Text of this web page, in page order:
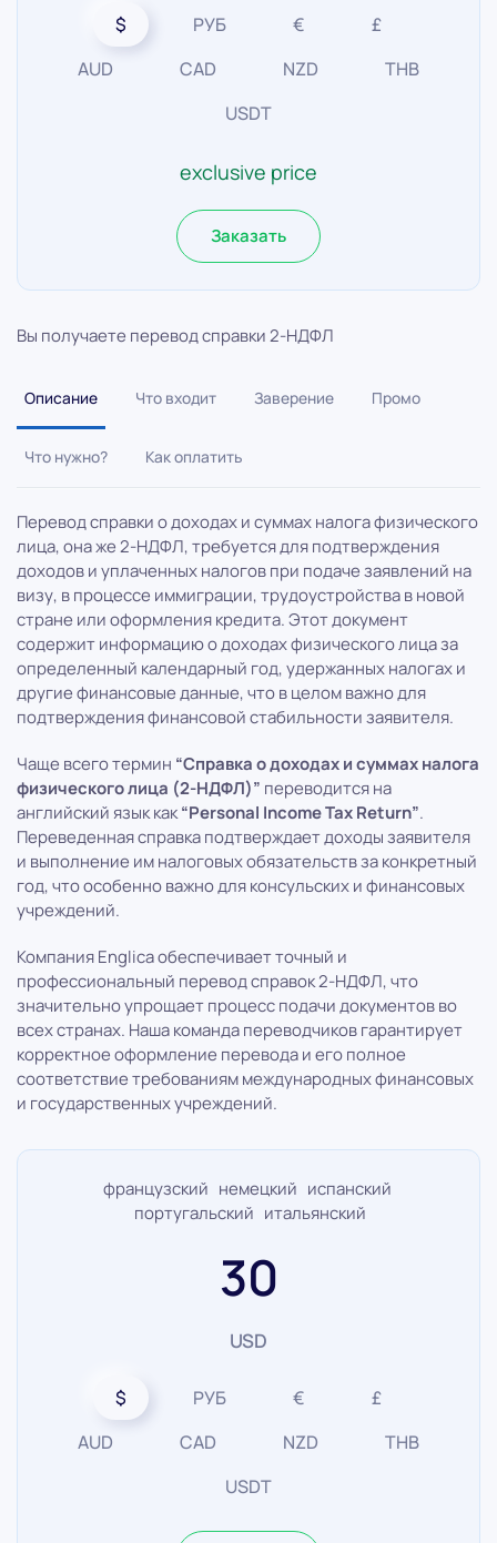
$ РУБ €
£
AUD
CAD NZD
THB
USDT
exclusive price
Заказать
Вы получаете перевод справки 2-НДФЛ
Описание Что входит Заверение Промо
Что нужно? Как оплатить
Перевод справки о доходах и суммах налога физического
лица, она же 2-НДФЛ, требуется для подтверждения
доходов и уплаченных налогов при подаче заявлений на
визу, в процессе иммиграции, трудоустройства в новой
стране или оформления кредита. Этот документ
содержит информацию о доходах физического лица за
определенный календарный год, удержанных налогах и
другие финансовые данные, что в целом важно для
подтверждения финансовой стабильности заявителя.
Чаще всего термин “Справка о доходах и суммах налога
физического лица (2-НДФЛ)” переводится на
английский язык как“Personal Income Tax Return”.
Переведенная справка подтверждает доходы заявителя
и выполнение им налоговых обязательств за конкретный
год, что особенно важно для консульских и финансовых
учреждений.
Компания Englica обеспечивает точный и
профессиональный перевод справок 2-НДФЛ, что
значительно упрощает процесс подачи документов во
всех странах. Наша команда переводчиков гарантирует
корректное оформление перевода и его полное
соответствие требованиям международных финансовых
и государственных учреждений.
французский немецкий испанский
португальский итальянский
30
USD
$ РУБ €
£
AUD
CAD NZD
THB
USDT